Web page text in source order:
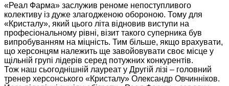
«Реал Фарма» заслужив реноме непоступливого
колективу із дуже злагодженою обороною. Тому для
«Кристалу», який цього літа відновив виступи на
професіональному рівні, візит такого суперника був
випробуванням на міцність. Тим більше, якщо врахувати,
що херсонцям належить ще завойовувати своє місце у
щільній групі лідерів серед потужних конкурентів.
Тож наш сьогоднішній лауреат у Другій лізі – головний
тренер херсонського «Кристалу» Олександр Овчинніков.